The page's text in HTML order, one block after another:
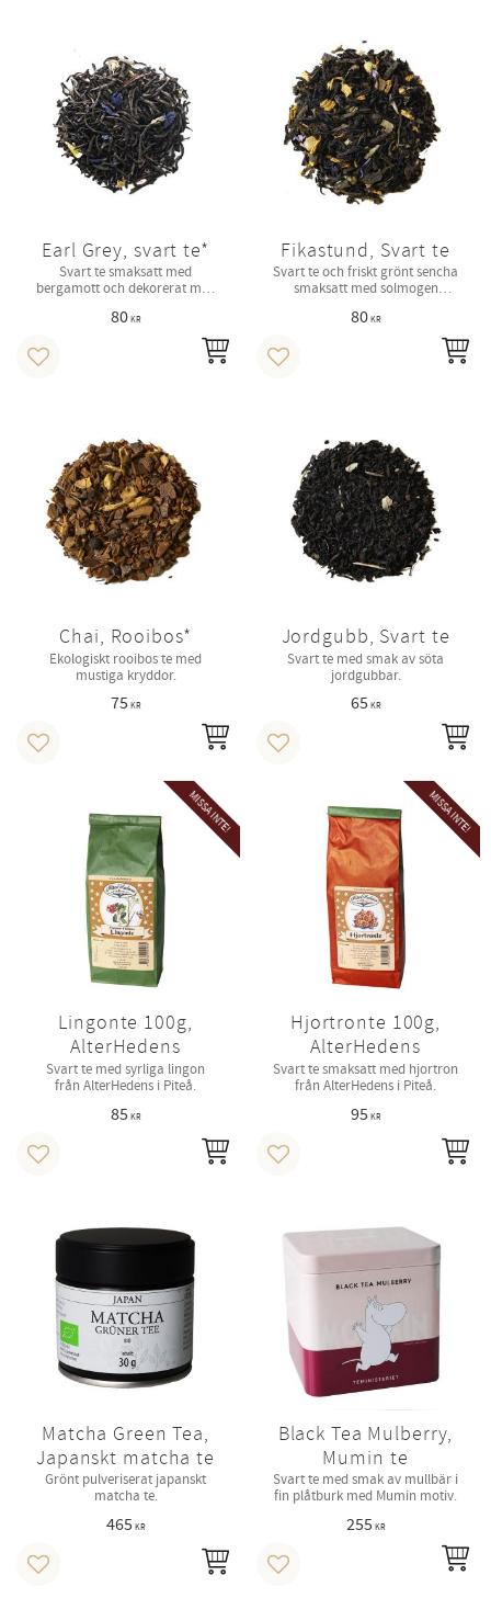
Earl Grey, svart te*
Svart te smaksatt med
bergamott och dekorerat med
80KR
Lägg till i favoriter
Fikastund, Svart te
Svart te och friskt grönt sencha
smaksatt med solmogen
ägglikör.
80KR
Lägg till i favoriter
Chai, Rooibos*
Ekologiskt rooibos te med
mustiga kryddor.
75 KR
Lägg till i favoriter
Jordgubb, Svart te
Svart te med smak av söta
jordgubbar.
65 KR
Lägg till i favoriter
Lingonte 100g,
AlterHedens
Svart te med syrliga lingon
från AlterHedens i Piteå.
85 KR
MISSA INTE!
Lägg till i favoriter
Hjortronte 100g,
AlterHedens
Svart te smaksatt med hjortron
från AlterHedens i Piteå.
95 KR
MISSA INTE!
Lägg till i favoriter
Matcha Green Tea,
Japanskt matcha te
Grönt pulveriserat japanskt
matcha te.
465 KR
Lägg till i favoriter
Black Tea Mulberry,
Mumin te
Svart te med smak av mullbär i
fin plåtburk med Mumin motiv.
255 KR
Lägg till i favoriter